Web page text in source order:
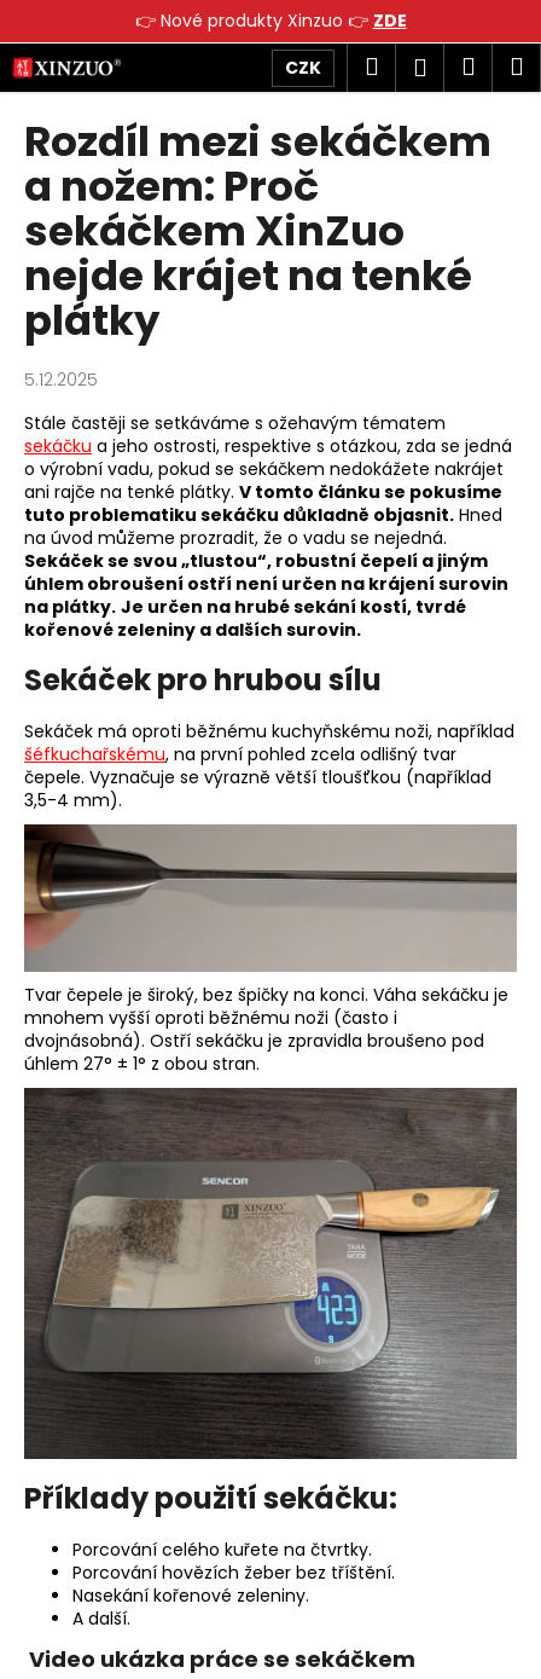
👉 Nové produkty Xinzuo 👉 ZDE
Přejít
na
obsah
CZK Hledat
Rozdíl mezi sekáčkem
a nožem: Proč
sekáčkem XinZuo
nejde krájet na tenké
plátky
5.12.2025
Stále častěji se setkáváme s ožehavým tématem
sekáčku a jeho ostrosti, respektive s otázkou, zda se jedná
o výrobní vadu, pokud se sekáčkem nedokážete nakrájet
ani rajče na tenké plátky. V tomto článku se pokusíme
tuto problematiku sekáčku důkladně objasnit. Hned
na úvod můžeme prozradit, že o vadu se nejedná.
Sekáček se svou „tlustou“, robustní čepelí a jiným
úhlem obroušení ostří není určen na krájení surovin
na plátky. Je určen na hrubé sekání kostí, tvrdé
kořenové zeleniny a dalších surovin.
Sekáček pro hrubou sílu
Sekáček má oproti běžnému kuchyňskému noži, například
šéfkuchařskému, na první pohled zcela odlišný tvar
čepele. Vyznačuje se výrazně větší tloušťkou (například
3,5-4 mm).
Tvar čepele je široký, bez špičky na konci. Váha sekáčku je
mnohem vyšší oproti běžnému noži (často i
dvojnásobná). Ostří sekáčku je zpravidla broušeno pod
úhlem 27° ± 1° z obou stran.
Příklady použití sekáčku:
Porcování celého kuřete na čtvrtky.
Porcování hovězích žeber bez tříštění.
Nasekání kořenové zeleniny.
A další.
Video ukázka práce se sekáčkem
o
š Zpět
Zpět
C
o
p
o
t
ř
e
b
u
j
e
t
e
n
a
j
í
t
?
HLEDAT
D
o
p
o
r
u
č
u
j
e
m
e